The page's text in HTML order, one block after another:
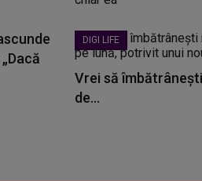
DIGI LIFE
Vrei să
de...